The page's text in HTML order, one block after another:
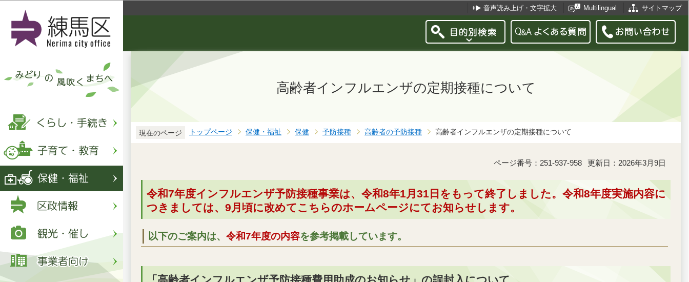
音声読み上げ・文字拡大 Multilingual サイトマップ
高齢者インフルエンザの定期接種について
現在のページ トップページ 保健・福祉 保健 予防接種 高齢者の予防接種 高齢者インフルエンザの定期接種について
ページ番号：251-937-958 更新日：2026年3月9日
令和7年度インフルエンザ予防接種事業は、令和8年1月31日をもって終了しました。令和8年度実施内容に
つきましては、9月頃に改めてこちらのホームページにてお知らせします。
以下のご案内は、 令和7年度の内容を参考掲載しています。
「高齢者インフルエンザ予防接種費用助成のお知らせ」の誤封入について